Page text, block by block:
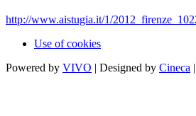
http://www.aistugia.it/1/
Use of cookies
Powered by VIVO | Designed by Cineca